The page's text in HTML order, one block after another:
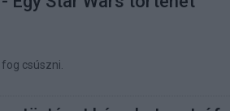
csúszni.